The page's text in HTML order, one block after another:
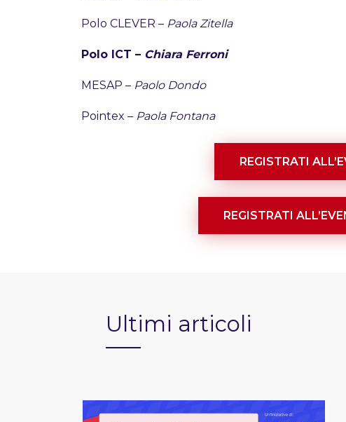
Polo CLEVER – Paola Zitella
Polo ICT – Chiara Ferroni
MESAP – Paolo Dondo
Pointex – Paola Fontana
REGISTRATI
REGISTRATI
Ultimi articoli